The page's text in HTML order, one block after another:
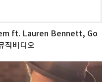
ft. Lauren Bennett, Go
직비디오